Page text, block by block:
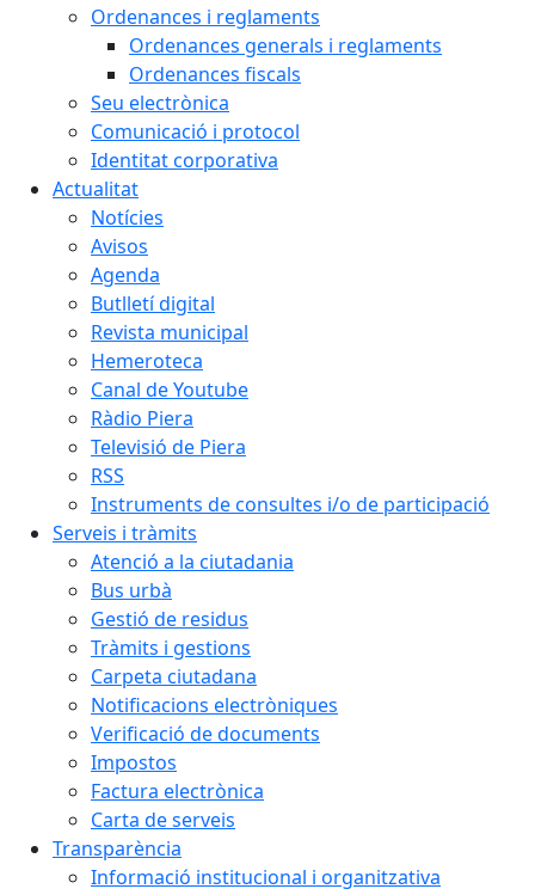
Ordenances i reglaments
Ordenances generals i reglaments
Ordenances fiscals
Seu electrònica
Comunicació i protocol
Identitat corporativa
Actualitat
Notícies
Avisos
Agenda
Butlletí digital
Revista municipal
Hemeroteca
Canal de Youtube
Ràdio Piera
Televisió de Piera
RSS
Instruments de consultes i/o de participació
Serveis i tràmits
Atenció a la ciutadania
Bus urbà
Gestió de residus
Tràmits i gestions
Carpeta ciutadana
Notificacions electròniques
Verificació de documents
Impostos
Factura electrònica
Carta de serveis
Transparència
Informació institucional i organitzativa